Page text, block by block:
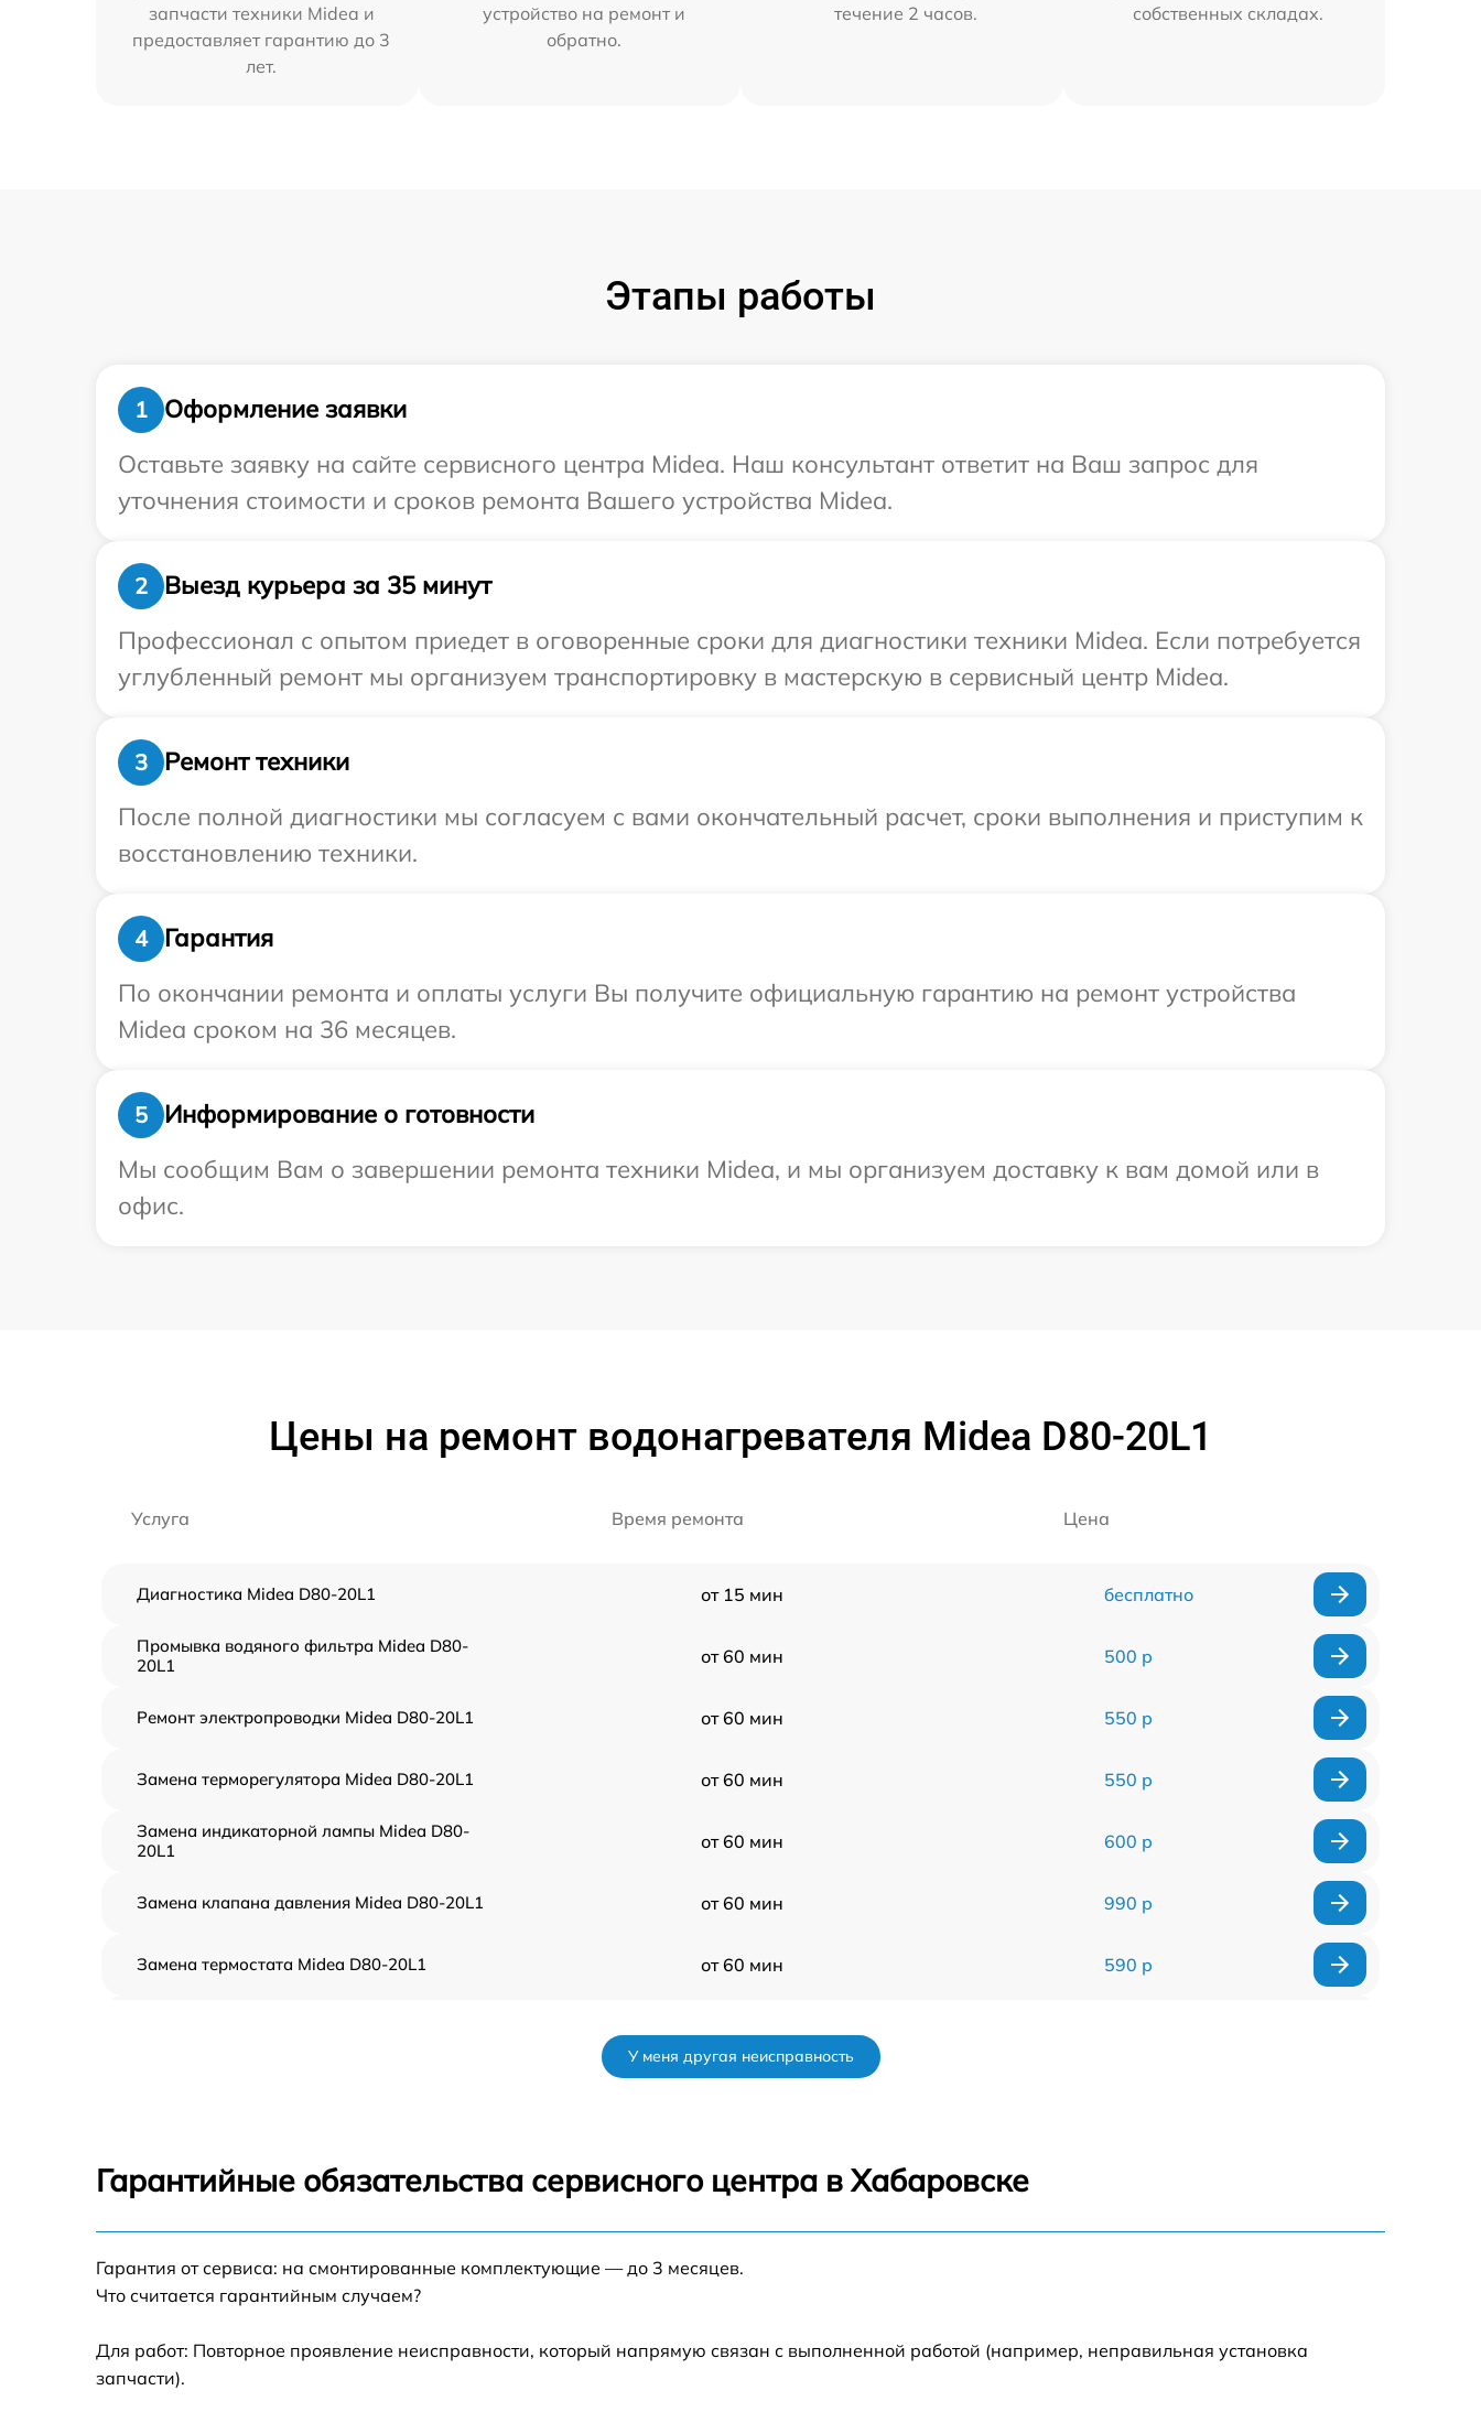
запчасти техники Midea и
предоставляет гарантию до 3
лет.
устройство на ремонт и
обратно.
течение 2 часов.
собственных складах.
Этапы работы
1
Оформление заявки
Оставьте заявку на сайте сервисного центра Midea. Наш консультант ответит на Ваш запрос для
уточнения стоимости и сроков ремонта Вашего устройства Midea.
2
Выезд курьера за 35 минут
Профессионал с опытом приедет в оговоренные сроки для диагностики техники Midea. Если потребуется
углубленный ремонт мы организуем транспортировку в мастерскую в сервисный центр Midea.
3
Ремонт техники
После полной диагностики мы согласуем с вами окончательный расчет, сроки выполнения и приступим к
восстановлению техники.
4
Гарантия
По окончании ремонта и оплаты услуги Вы получите официальную гарантию на ремонт устройства
Midea сроком на 36 месяцев.
5
Информирование о готовности
Мы сообщим Вам о завершении ремонта техники Midea, и мы организуем доставку к вам домой или в
офис.
Цены на ремонт водонагревателя Midea D80-20L1
Услуга Время ремонта Цена
Диагностика Midea D80-20L1 от 15 мин бесплатно
Промывка водяного фильтра Midea D80-
20L1
от 60 мин 500 р
Ремонт электропроводки Midea D80-20L1 от 60 мин 550 р
Замена терморегулятора Midea D80-20L1 от 60 мин 550 р
Замена индикаторной лампы Midea D80-
20L1
от 60 мин 600 р
Замена клапана давления Midea D80-20L1 от 60 мин 990 р
Замена термостата Midea D80-20L1 от 60 мин 590 р
Замена прокладки Midea D80-20L1 от 60 мин
Замена труб поступления воды Midea D80-
У меня другая неисправность
Гарантийные обязательства сервисного центра в Хабаровске
Гарантия от сервиса: на смонтированные комплектующие — до 3 месяцев.
Что считается гарантийным случаем?
Для работ: Повторное проявление неисправности, который напрямую связан с выполненной работой (например, неправильная установка
запчасти).